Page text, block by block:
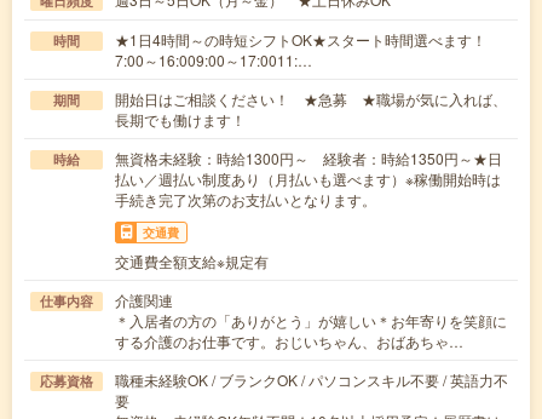
時間
★1日4時間～の時短シフトOK★スタート時間選べます！
7:00～16:009:00～17:0011:…
期間
開始日はご相談ください！ ★急募 ★職場が気に入れば、
長期でも働けます！
時給
無資格未経験：時給1300円～ 経験者：時給1350円～★日
払い／週払い制度あり（月払いも選べます）※稼働開始時は
手続き完了次第のお支払いとなります。
交通費
交通費全額支給※規定有
仕事内容
介護関連
＊入居者の方の「ありがとう」が嬉しい＊お年寄りを笑顔に
する介護のお仕事です。おじいちゃん、おばあちゃ…
応募資格
職種未経験OK / ブランクOK / パソコンスキル不要 / 英語力不
要